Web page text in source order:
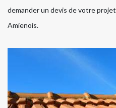
demander un devis de votre
Amienois.